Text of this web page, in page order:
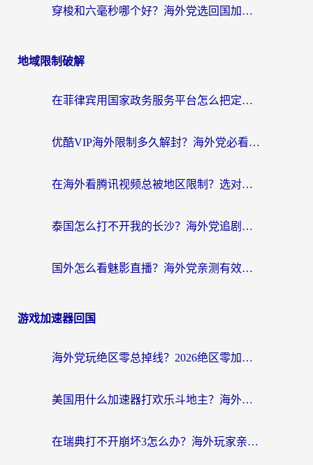
穿梭和六毫秒哪个好？海外党选回国加速器的避坑指南，附番茄加速器实测
地域限制破解
在菲律宾用国家政务服务平台怎么把定位修改到中国国内？3步解决+海外看剧听歌全攻略
优酷VIP海外限制多久解封？海外党必看的跨区难题一站式解决指南
在海外看腾讯视频总被地区限制？选对回国加速器，还能解决泰国政务网和蜻蜓FM卡顿问题
泰国怎么打不开我的长沙？海外党追剧看片的破局指南
国外怎么看魅影直播？海外党亲测有效的回国加速指南（附听歌、看央视VIP技巧）
游戏加速器回国
海外党玩绝区零总掉线？2026绝区零加速器推荐+跨平台国服游戏加速攻略
美国用什么加速器打欢乐斗地主？海外党亲测有效的国服游戏加速指南
在瑞典打不开崩坏3怎么办？海外玩家亲测有效的国服游戏加速指南